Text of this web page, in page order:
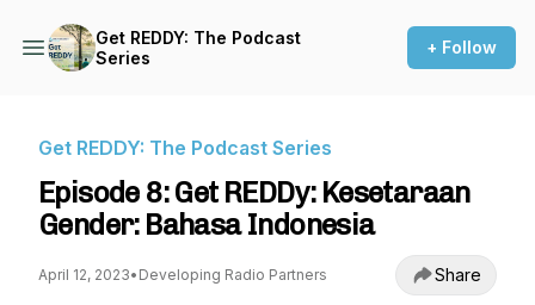
Get REDDY: The Podcast
Series
+ Follow
Get REDDY: The Podcast Series
Episode 8: Get REDDy: Kesetaraan
Gender: Bahasa Indonesia
April 12, 2023• Developing Radio Partners Share